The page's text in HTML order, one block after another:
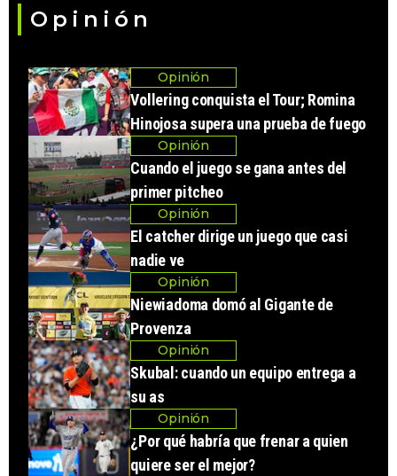
Opinión
Opinión
Vollering conquista el Tour; Romina
Hinojosa supera una prueba de fuego
Opinión
Cuando el juego se gana antes del
primer pitcheo
Opinión
El catcher dirige un juego que casi
nadie ve
Opinión
Niewiadoma domó al Gigante de
Provenza
Opinión
Skubal: cuando un equipo entrega a
su as
Opinión
¿Por qué habría que frenar a quien
quiere ser el mejor?